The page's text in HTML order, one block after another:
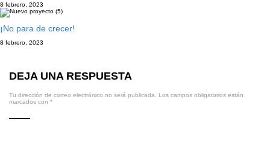
8 febrero, 2023
¡No para de crecer!
8 febrero, 2023
DEJA UNA RESPUESTA
Tu dirección de correo electrónico no será publicada.
Los campos obligatorios están
marcados con *